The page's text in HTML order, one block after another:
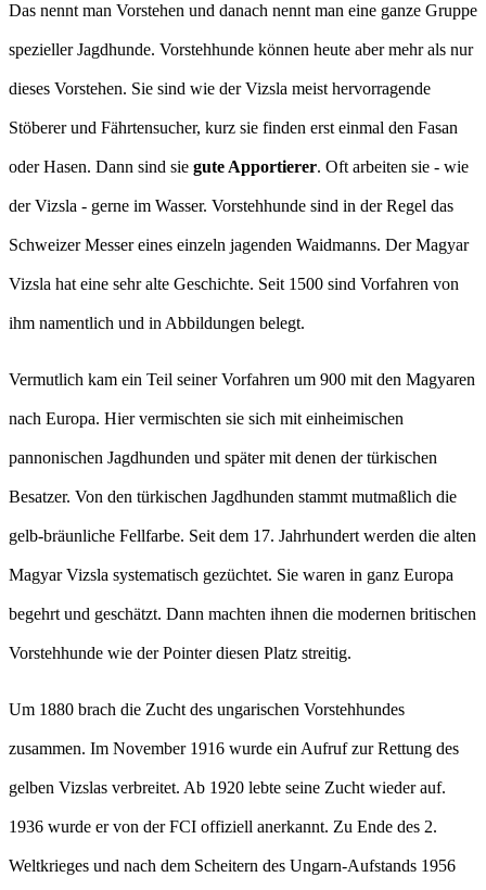
Das nennt man Vorstehen und danach nennt man eine ganze Gruppe
spezieller Jagdhunde. Vorstehhunde können heute aber mehr als nur
dieses Vorstehen. Sie sind wie der Vizsla meist hervorragende
Stöberer und Fährtensucher, kurz sie finden erst einmal den Fasan
oder Hasen. Dann sind sie gute Apportierer. Oft arbeiten sie - wie
der Vizsla - gerne im Wasser. Vorstehhunde sind in der Regel das
Schweizer Messer eines einzeln jagenden Waidmanns. Der Magyar
Vizsla hat eine sehr alte Geschichte. Seit 1500 sind Vorfahren von
ihm namentlich und in Abbildungen belegt.
Vermutlich kam ein Teil seiner Vorfahren um 900 mit den Magyaren
nach Europa. Hier vermischten sie sich mit einheimischen
pannonischen Jagdhunden und später mit denen der türkischen
Besatzer. Von den türkischen Jagdhunden stammt mutmaßlich die
gelb-bräunliche Fellfarbe. Seit dem 17. Jahrhundert werden die alten
Magyar Vizsla systematisch gezüchtet. Sie waren in ganz Europa
begehrt und geschätzt. Dann machten ihnen die modernen britischen
Vorstehhunde wie der Pointer diesen Platz streitig.
Um 1880 brach die Zucht des ungarischen Vorstehhundes
zusammen. Im November 1916 wurde ein Aufruf zur Rettung des
gelben Vizslas verbreitet. Ab 1920 lebte seine Zucht wieder auf.
1936 wurde er von der FCI offiziell anerkannt. Zu Ende des 2.
Weltkrieges und nach dem Scheitern des Ungarn-Aufstands 1956